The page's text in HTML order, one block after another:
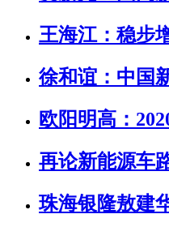
王海江：稳步
徐和谊：中国
欧阳明高：
再论新能源车
珠海银隆敖建